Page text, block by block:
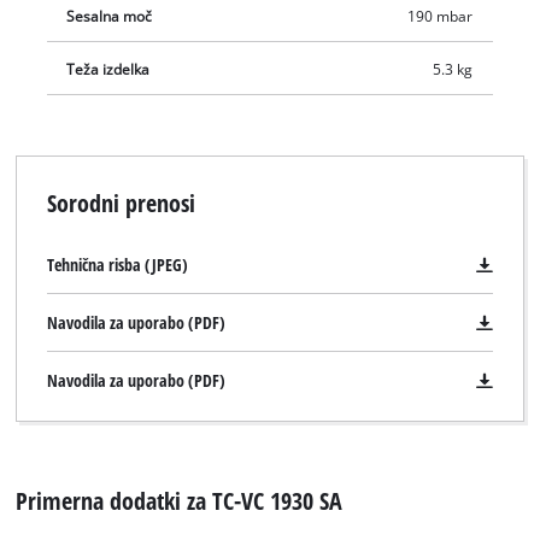
Sesalna moč 190 mbar
Teža izdelka 5.3 kg
Sorodni prenosi
Tehnična risba (JPEG)
Navodila za uporabo (PDF)
Navodila za uporabo (PDF)
Primerna dodatki za TC-VC 1930 SA